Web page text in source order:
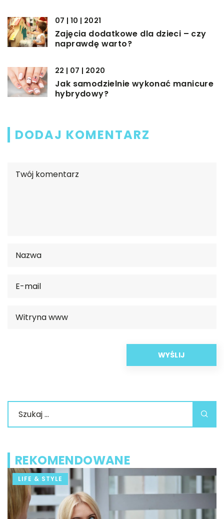
07 | 10 | 2021
Zajęcia dodatkowe dla dzieci – czy
naprawdę warto?
22 | 07 | 2020
Jak samodzielnie wykonać manicure
hybrydowy?
DODAJ KOMENTARZ
REKOMENDOWANE
LIFE & STYLE